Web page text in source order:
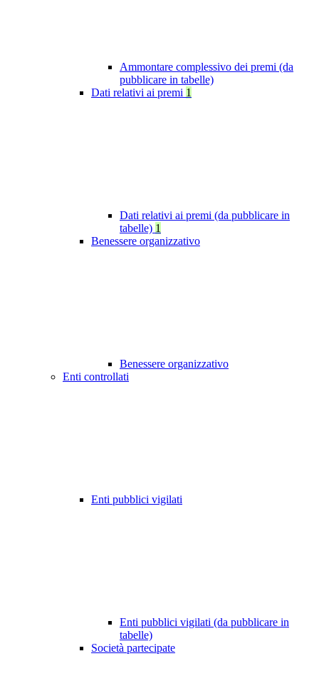
Ammontare complessivo dei premi (da
pubblicare in tabelle)
Dati relativi ai premi 1
Dati relativi ai premi (da pubblicare in
tabelle) 1
Benessere organizzativo
Benessere organizzativo
Enti controllati
Enti pubblici vigilati
Enti pubblici vigilati (da pubblicare in
tabelle)
Società partecipate